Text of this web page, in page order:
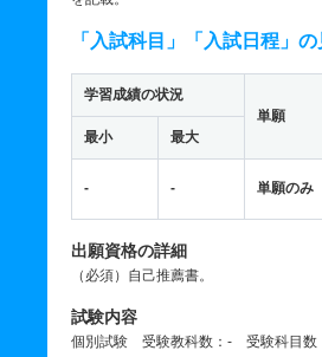
「入試科目」「入試日程」
学習成績の状況
単願
最小 最大
- - 単願のみ
出願資格の詳細
（必須）自己推薦書。
試験内容
個別試験 受験教科数：- 受験科目数